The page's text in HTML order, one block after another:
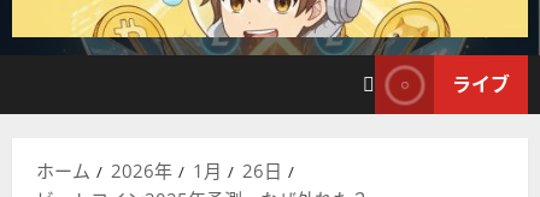
ツ
ライブ
ホーム 2026年 1月
26日